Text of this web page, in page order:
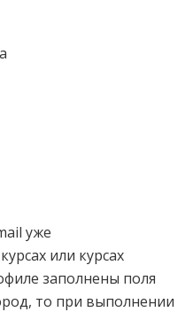
уже
или курсах
заполнены поля
то при выполнении